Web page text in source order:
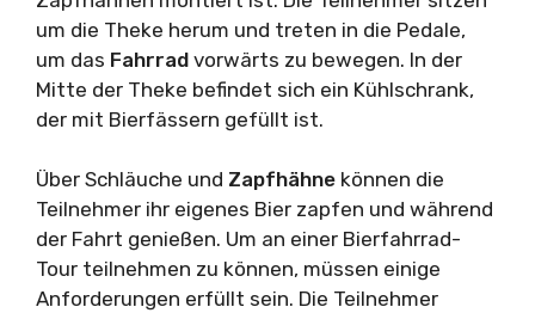
um die Theke herum und treten in die Pedale,
um das Fahrrad vorwärts zu bewegen. In der
Mitte der Theke befindet sich ein Kühlschrank,
der mit Bierfässern gefüllt ist.
Über Schläuche und Zapfhähne können die
Teilnehmer ihr eigenes Bier zapfen und während
der Fahrt genießen. Um an einer Bierfahrrad-
Tour teilnehmen zu können, müssen einige
Anforderungen erfüllt sein. Die Teilnehmer